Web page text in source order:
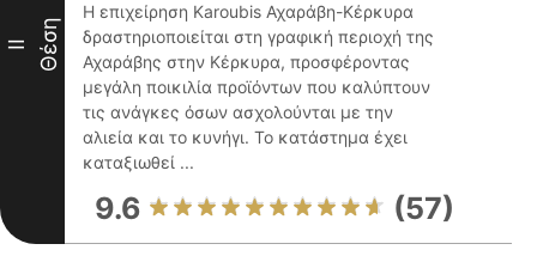
II Θέση
Η επιχείρηση Karoubis Αχαράβη-Κέρκυρα
δραστηριοποιείται στη γραφική περιοχή της
Αχαράβης στην Κέρκυρα, προσφέροντας
μεγάλη ποικιλία προϊόντων που καλύπτουν
τις ανάγκες όσων ασχολούνται με την
αλιεία και το κυνήγι. Το κατάστημα έχει
καταξιωθεί ...
9.6 (57)